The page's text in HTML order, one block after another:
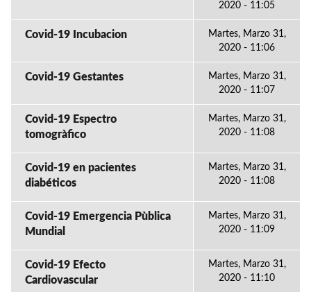
2020 - 11:05
Covid-19 Incubacion
Martes, Marzo 31,
2020 - 11:06
Covid-19 Gestantes
Martes, Marzo 31,
2020 - 11:07
Covid-19 Espectro
tomogràfico
Martes, Marzo 31,
2020 - 11:08
Covid-19 en pacientes
diabéticos
Martes, Marzo 31,
2020 - 11:08
Covid-19 Emergencia Pùblica
Mundial
Martes, Marzo 31,
2020 - 11:09
Covid-19 Efecto
Cardiovascular
Martes, Marzo 31,
2020 - 11:10